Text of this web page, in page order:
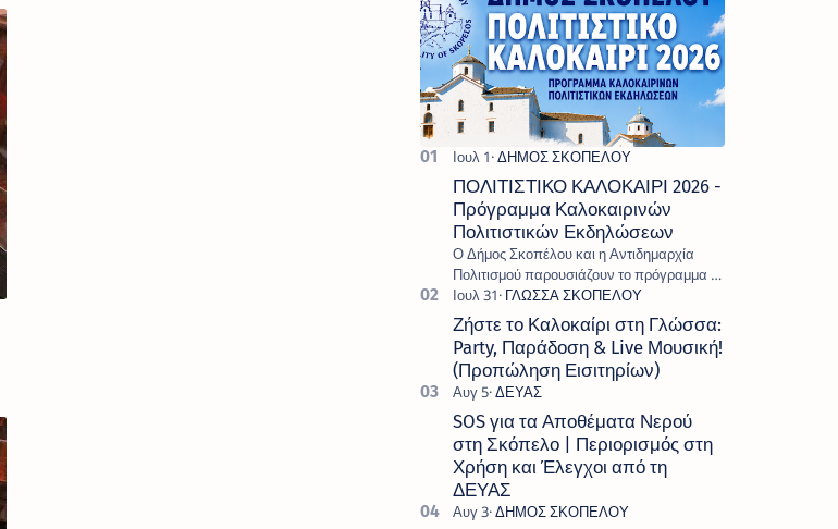
ΠΟΛΙΤΙΣΤΙΚΟ ΚΑΛΟΚΑΙΡΙ 2026 -
Πρόγραμμα Καλοκαιρινών
Πολιτιστικών Εκδηλώσεων
Ο Δήμος Σκοπέλου και η Αντιδημαρχία
Πολιτισμού παρουσιάζουν το πρόγραμμα «
Πολιτιστικό Καλοκαίρι 2026 », ένα πλούσιο
και πολυσυλλεκτικό πρόγραμμα εκδ…
Ζήστε το Καλοκαίρι στη Γλώσσα:
Party, Παράδοση & Live Μουσική!
(Προπώληση Εισιτηρίων)
SOS για τα Αποθέματα Νερού
στη Σκόπελο | Περιορισμός στη
Χρήση και Έλεγχοι από τη
ΔΕΥΑΣ